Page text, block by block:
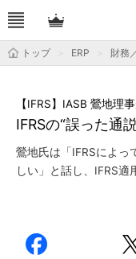
トップ ERP 財務
IFRSの“誤った通
【IFRS】IASB 鶯地理
鶯地氏は「IFRSによっ
しい」と話し、IFRS適